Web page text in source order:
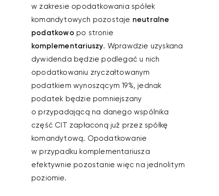
w zakresie opodatkowania spółek
komandytowych pozostaje neutralne
podatkowo po stronie
komplementariuszy. Wprawdzie uzyskana
dywidenda będzie podlegać u nich
opodatkowaniu zryczałtowanym
podatkiem wynoszącym 19%, jednak
podatek będzie pomniejszany
o przypadającą na danego wspólnika
część CIT zapłaconą już przez spółkę
komandytową. Opodatkowanie
w przypadku komplementariusza
efektywnie pozostanie więc na jednolitym
poziomie.